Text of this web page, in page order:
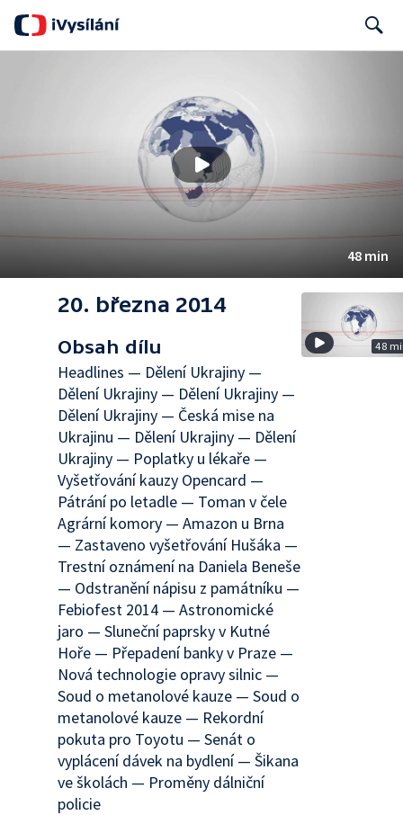
48 min
20. března 2014
Obsah dílu
Headlines — Dělení Ukrajiny —
Dělení Ukrajiny — Dělení Ukrajiny —
Dělení Ukrajiny — Česká mise na
Ukrajinu — Dělení Ukrajiny — Dělení
Ukrajiny — Poplatky u lékaře —
Vyšetřování kauzy Opencard —
Pátrání po letadle — Toman v čele
Agrární komory — Amazon u Brna
— Zastaveno vyšetřování Hušáka —
Trestní oznámení na Daniela Beneše
— Odstranění nápisu z památníku —
Febiofest 2014 — Astronomické
jaro — Sluneční paprsky v Kutné
Hoře — Přepadení banky v Praze —
Nová technologie opravy silnic —
Soud o metanolové kauze — Soud o
metanolové kauze — Rekordní
pokuta pro Toyotu — Senát o
vyplácení dávek na bydlení — Šikana
ve školách — Proměny dálniční
policie
48